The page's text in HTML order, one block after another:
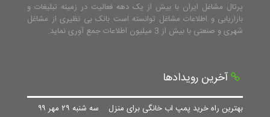
پرتال مشاغل ایران با بیش از یک دهه فعالیت در زمینه تبلیغات و
بازاریابی و اطلاعات مشاغل توانسته است بانک بی نظیری از مشاغل
شهری و صنعتی با بیش از 3 میلیون اطلاعات جمع آوری نماید.
آخرین رویدادها
بهترین راه خرید پمپ اب خانگی برای منزل سه شنبه ۲۹ مهر ۹۹